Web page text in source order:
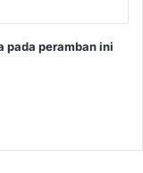
pada peramban ini